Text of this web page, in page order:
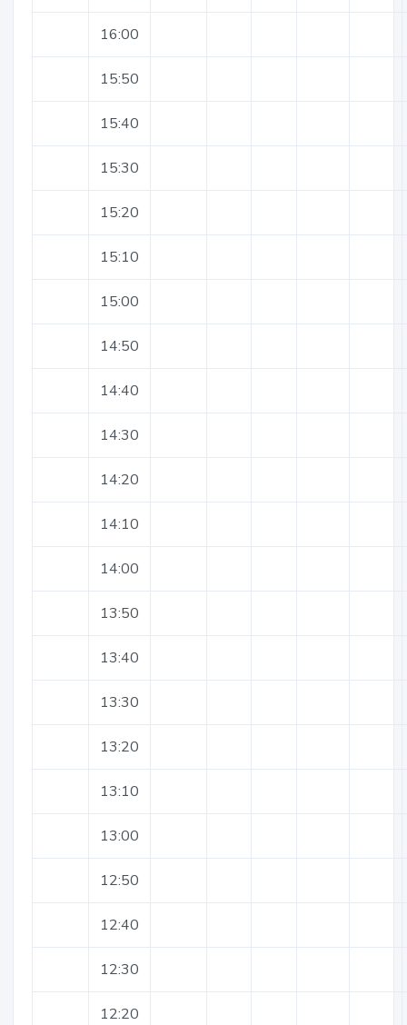
16:00
15:50
15:40
15:30
15:20
15:10
15:00
14:50
14:40
14:30
14:20
14:10
14:00
13:50
13:40
13:30
13:20
13:10
13:00
12:50
12:40
12:30
12:20